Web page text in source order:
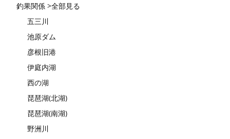
釣果関係 >全部見る
五三川
池原ダム
彦根旧港
伊庭内湖
西の湖
琵琶湖(北湖)
琵琶湖(南湖)
野洲川